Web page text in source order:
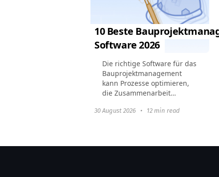
10 Beste
Software 2026
Die richtige Software für das
Bauprojektmanagement
kann Prozesse optimieren,
die Zusammenarbeit
sicherstellen, dass Projekte
30 August 2026 • 12 min read